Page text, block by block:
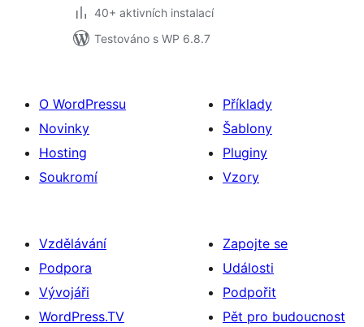
40+ aktivních instalací
Testováno s WP 6.8.7
O WordPressu
Novinky
Hosting
Soukromí
Příklady
Šablony
Pluginy
Vzory
Vzdělávání
Podpora
Vývojáři
WordPress.TV
Zapojte se
Události
Podpořit
Pět pro budoucnost